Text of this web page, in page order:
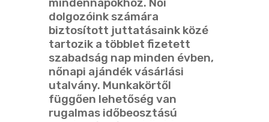
dolgozóink számára
biztosított juttatásaink közé
tartozik a többlet fizetett
szabadság nap minden évben,
nőnapi ajándék vásárlási
utalvány. Munkakörtől
függően lehetőség van
rugalmas időbeosztású